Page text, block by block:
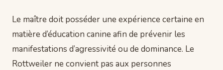
Le maître doit posséder une expérience certaine en
matière d’éducation canine afin de prévenir les
manifestations d’agressivité ou de dominance. Le
Rottweiler ne convient pas aux personnes